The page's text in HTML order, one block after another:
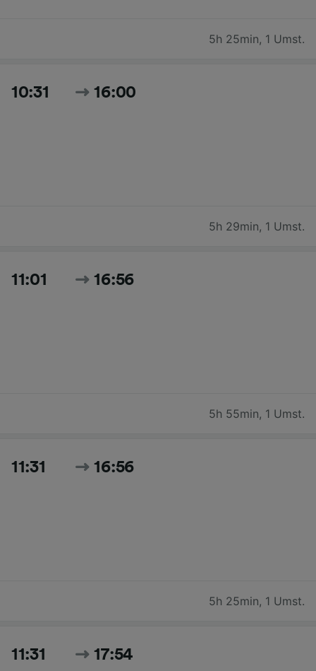
5h 25min, 1 Umst.
10:31 16:00
5h 29min, 1 Umst.
11:01 16:56
5h 55min, 1 Umst.
11:31 16:56
5h 25min, 1 Umst.
11:31 17:54